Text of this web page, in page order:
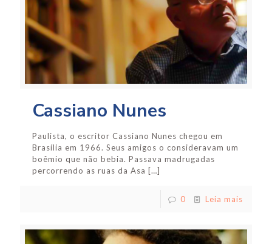
Cassiano Nunes
Paulista, o escritor Cassiano Nunes chegou em
Brasília em 1966. Seus amigos o consideravam um
boêmio que não bebia. Passava madrugadas
percorrendo as ruas da Asa […]
0 Leia mais